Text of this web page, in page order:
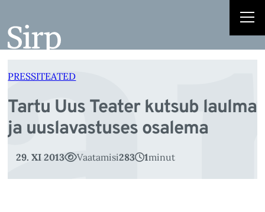
juurde
PRESSITEATED
Tartu Uus Teater kutsub laulma
ja uuslavastuses osalema
29. XI 2013 Vaatamisi283 1minut